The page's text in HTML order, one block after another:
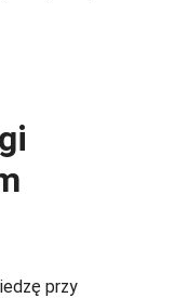
przy